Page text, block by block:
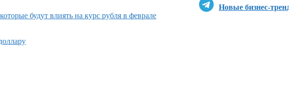
Новые бизнес-
будут влиять на курс рубля в феврале